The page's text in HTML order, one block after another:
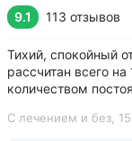
9.1 113 отзывов
Тихий, спокойный
рассчитан всего
количеством
до
С лечением и без,